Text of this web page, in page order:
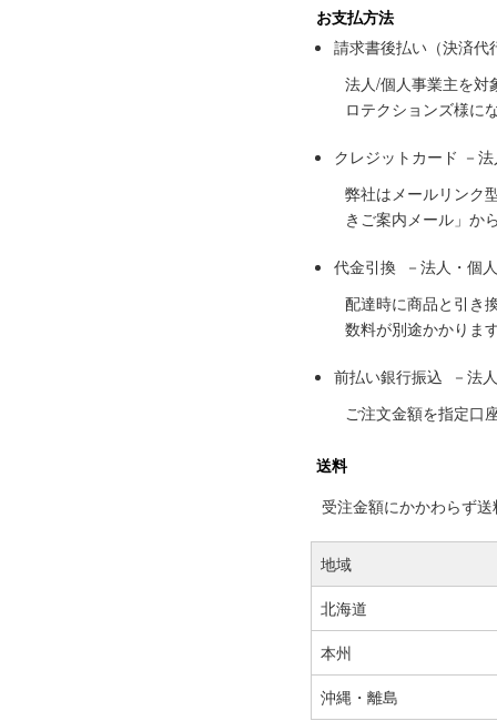
お支払方法
請求書後払い（決済代
法人/個人事業主を対
ロテクションズ様に
クレジットカード －
弊社はメールリンク
きご案内メール」か
代金引換 －法人・個
配達時に商品と引き
数料が別途かかりま
前払い銀行振込 －法
ご注文金額を指定口
送料
受注金額にかかわらず
地域
北海道
本州
沖縄・離島